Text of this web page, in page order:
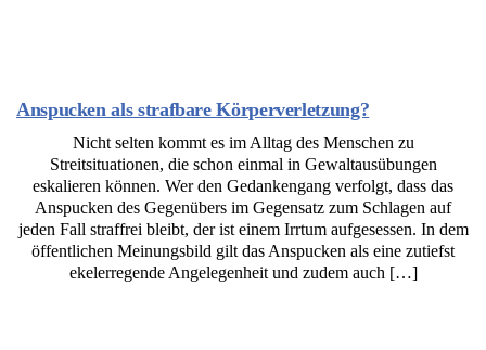
Anspucken als strafbare Körperverletzung?
Nicht selten kommt es im Alltag des Menschen zu
Streitsituationen, die schon einmal in Gewaltausübungen
eskalieren können. Wer den Gedankengang verfolgt, dass das
Anspucken des Gegenübers im Gegensatz zum Schlagen auf
jeden Fall straffrei bleibt, der ist einem Irrtum aufgesessen. In dem
öffentlichen Meinungsbild gilt das Anspucken als eine zutiefst
ekelerregende Angelegenheit und zudem auch […]